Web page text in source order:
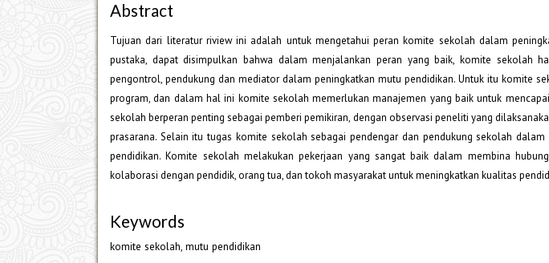
Abstract
Tujuan dari literatur riview ini adalah untuk mengetahui peran komite sekolah dalam
pustaka, dapat disimpulkan bahwa dalam menjalankan peran yang baik, komite sekolah
pengontrol, pendukung dan mediator dalam peningkatkan mutu pendidikan. Untuk itu komite
program, dan dalam hal ini komite sekolah memerlukan manajemen yang baik untuk
sekolah berperan penting sebagai pemberi pemikiran, dengan observasi peneliti yang
prasarana. Selain itu tugas komite sekolah sebagai pendengar dan pendukung sekolah
pendidikan. Komite sekolah melakukan pekerjaan yang sangat baik dalam membina
kolaborasi dengan pendidik, orang tua, dan tokoh masyarakat untuk meningkatkan kualitas
Keywords
komite sekolah, mutu pendidikan